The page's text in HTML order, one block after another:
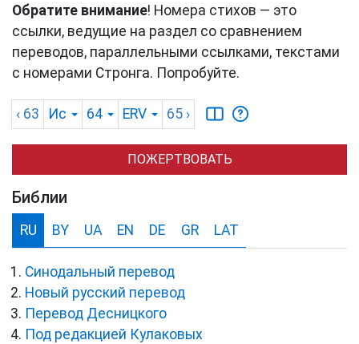
Обратите внимание! Номера стихов — это
ссылки, ведущие на раздел со сравнением
переводов, параллельными ссылками, текстами
с номерами Стронга. Попробуйте.
‹ 63 Ис 64 ERV 65 ›
ПОЖЕРТВОВАТЬ
Библии
RU BY UA EN DE GR LAT
Синодальный перевод
Новый русский перевод
Перевод Десницкого
Под редакцией Кулаковых